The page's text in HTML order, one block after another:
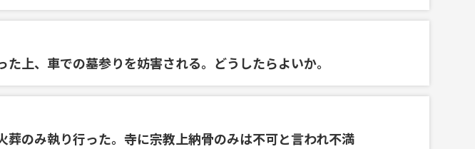
上、車での墓参りを妨害される。どうしたらよいか。
のみ執り行った。寺に宗教上納骨のみは不可と言われ不満